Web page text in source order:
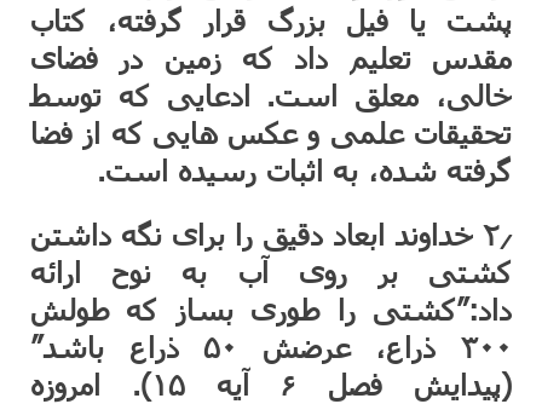
پشت یا فیل بزرگ قرار گرفته، کتاب
مقدس تعلیم داد که زمین در فضای
خالی، معلق است. ادعایی که توسط
تحقیقات علمی و عکس هایی که از فضا
گرفته شده، به اثبات رسیده است.
۲٫ خداوند ابعاد دقیق را برای نگه داشتن
کشتی بر روی آب به نوح ارائه
داد:”کشتی را طوری بساز که طولش
۳۰۰ ذراع، عرضش ۵۰ ذراع باشد”
(پیدایش فصل ۶ آیه ۱۵). امروزه